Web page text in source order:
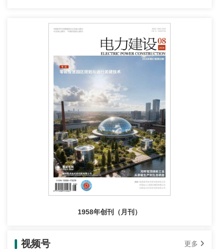
1958年创刊（月刊）
视频号 更多